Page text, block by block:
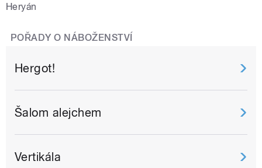
Heryán
POŘADY O NÁBOŽENSTVÍ
Hergot!
Šalom alejchem
Vertikála